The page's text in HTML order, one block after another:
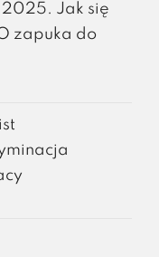
2025. Jak się
zapuka do